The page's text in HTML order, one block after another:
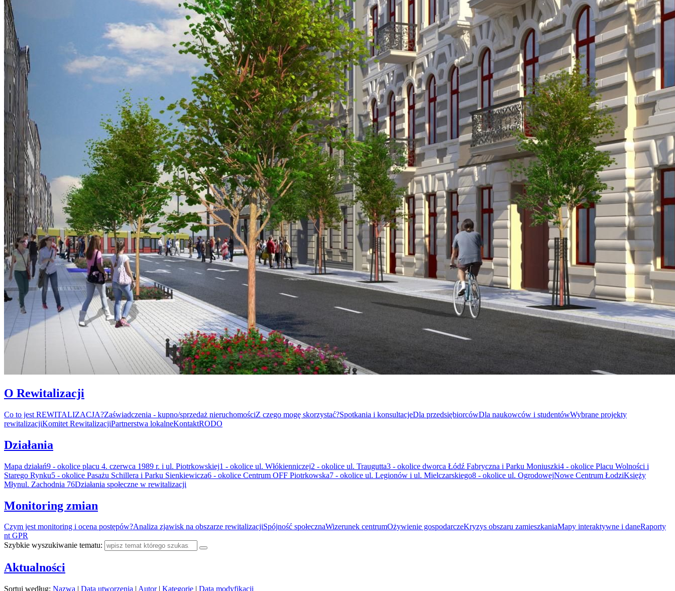
O Rewitalizacji
Co to jest REWITALIZACJA?Zaświadczenia - kupno/sprzedaż nieruchomościZ czego mogę skorzystać?Spotkania i konsultacjeDla przedsiębiorcówDla naukowców i studentówWybrane projekty
rewitalizacjiKomitet RewitalizacjiPartnerstwa lokalneKontaktRODO
Działania
Mapa działań9 - okolice placu 4. czerwca 1989 r. i ul. Piotrkowskiej1 - okolice ul. Włókienniczej2 - okolice ul. Traugutta3 - okolice dworca Łódź Fabryczna i Parku Moniuszki4 - okolice Placu Wolności i
Starego Rynku5 - okolice Pasażu Schillera i Parku Sienkiewicza6 - okolice Centrum OFF Piotrkowska7 - okolice ul. Legionów i ul. Mielczarskiego8 - okolice ul. OgrodowejNowe Centrum ŁodziKsięży
Młynul. Zachodnia 76Działania społeczne w rewitalizacji
Monitoring zmian
Czym jest monitoring i ocena postępów?Analiza zjawisk na obszarze rewitalizacjiSpójność społecznaWizerunek centrumOżywienie gospodarczeKryzys obszaru zamieszkaniaMapy interaktywne i daneRaporty
nt GPR
Szybkie wyszukiwanie tematu:
Aktualności
Sortuj według: Nazwa | Data utworzenia | Autor | Kategorie | Data modyfikacji